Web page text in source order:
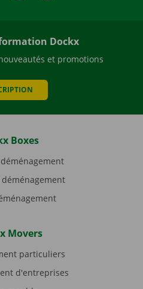
Dockx
et promotions
Boxes
Movers
particuliers
d'entreprises